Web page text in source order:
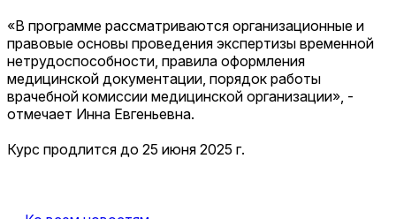
«В программе рассматриваются организационные и
правовые основы проведения экспертизы временной
нетрудоспособности, правила оформления
медицинской документации, порядок работы
врачебной комиссии медицинской организации», -
отмечает Инна Евгеньевна.
Курс продлится до 25 июня 2025 г.